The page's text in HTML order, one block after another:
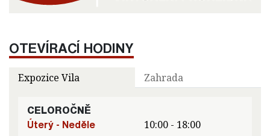
OTEVÍRACÍ HODINY
Expozice Vila Zahrada
CELOROČNĚ
Úterý - Neděle
10:00 - 18:00